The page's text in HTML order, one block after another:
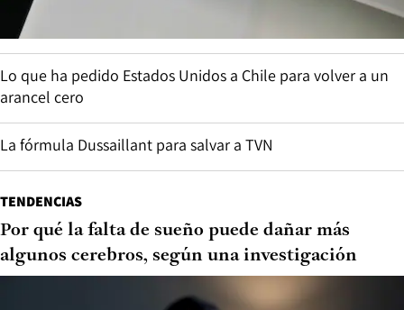
Lo que ha pedido Estados Unidos a Chile para volver a un
arancel cero
La fórmula Dussaillant para salvar a TVN
TENDENCIAS
Por qué la falta de sueño puede dañar más
algunos cerebros, según una investigación